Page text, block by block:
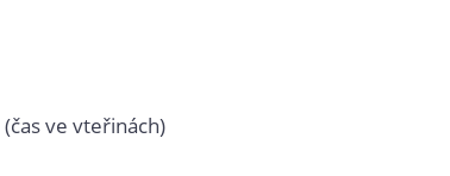
(čas ve vteřinách)